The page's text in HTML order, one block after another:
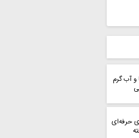
آب گرم
حرفه‌ای